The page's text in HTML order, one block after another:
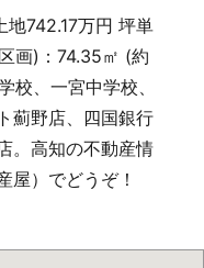
地742.17万円 坪単
画)：74.35㎡ (約
校、一宮中学校、
薊野店、四国銀行
。高知の不動産情
屋）でどうぞ！